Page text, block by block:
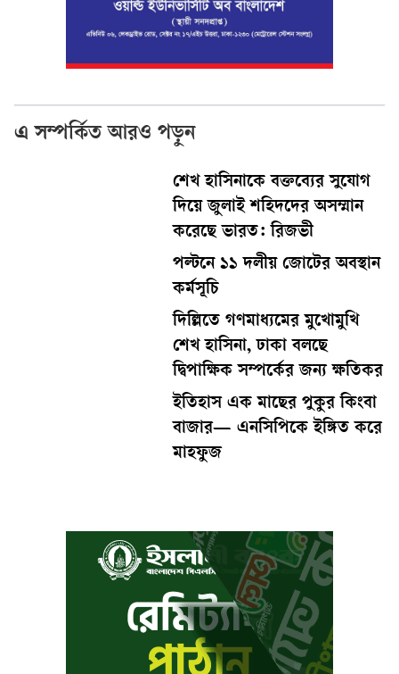
এ সম্পর্কিত আরও পড়ুন
শেখ হাসিনাকে বক্তব্যের সুযোগ
দিয়ে জুলাই শহিদদের অসম্মান
করেছে ভারত: রিজভী
পল্টনে ১১ দলীয় জোটের অবস্থান
কর্মসূচি
দিল্লিতে গণমাধ্যমের মুখোমুখি
শেখ হাসিনা, ঢাকা বলছে
দ্বিপাক্ষিক সম্পর্কের জন্য ক্ষতিকর
ইতিহাস এক মাছের পুকুর কিংবা
বাজার— এনসিপিকে ইঙ্গিত করে
মাহফুজ